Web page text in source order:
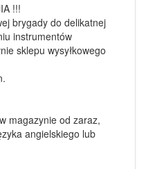
!!!
brygady do delikatnej
instrumentów
sklepu wysyłkowego
magazynie od zaraz,
angielskiego lub